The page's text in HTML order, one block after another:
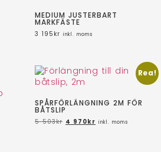
MEDIUM JUSTERBART
MARKFÄSTE
3 195 kr inkl. moms
Rea!
SPÅRFÖRLÄNGNING 2M FÖR
BÅTSLIP
5 503kr 4 970kr inkl. moms